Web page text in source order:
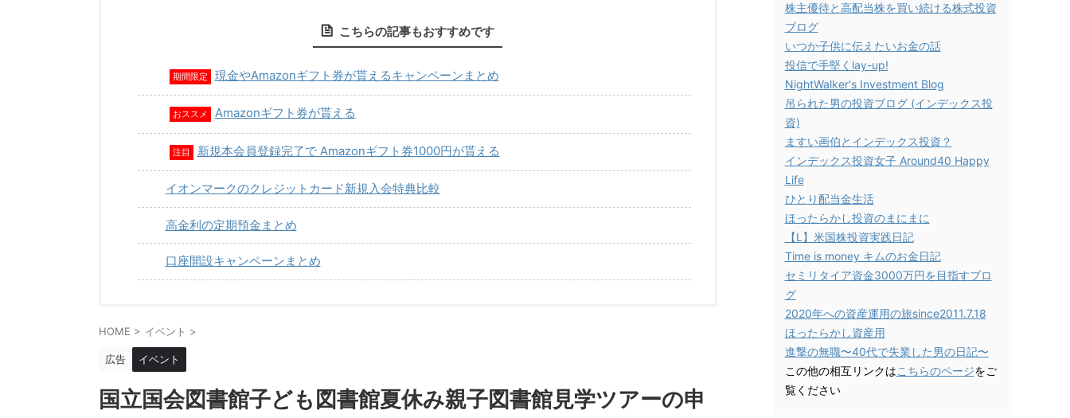
こちらの記事もおすすめです
期間限定 現金やAmazonギフト券が貰えるキャンペーンまとめ
おススメ Amazonギフト券が貰える
注目 新規本会員登録完了で Amazonギフト券1000円が貰える
イオンマークのクレジットカード新規入会特典比較
高金利の定期預金まとめ
口座開設キャンペーンまとめ
HOME > イベント >
広告 イベント
国立国会図書館子ども図書館夏休み親子図書館見学ツアーの申
株主優待と高配当株を買い続ける株式投資
ブログ
いつか子供に伝えたいお金の話
投信で手堅くlay-up!
NightWalker's Investment Blog
吊られた男の投資ブログ (インデックス投
資)
ますい画伯とインデックス投資？
インデックス投資女子 Around40 Happy
Life
ひとり配当金生活
ほったらかし投資のまにまに
【L】米国株投資実践日記
Time is money キムのお金日記
セミリタイア資金3000万円を目指すブロ
グ
2020年への資産運用の旅since2011.7.18
ほったらかし資産用
進撃の無職〜40代で失業した男の日記〜
この他の相互リンクはこちらのページをご
覧ください